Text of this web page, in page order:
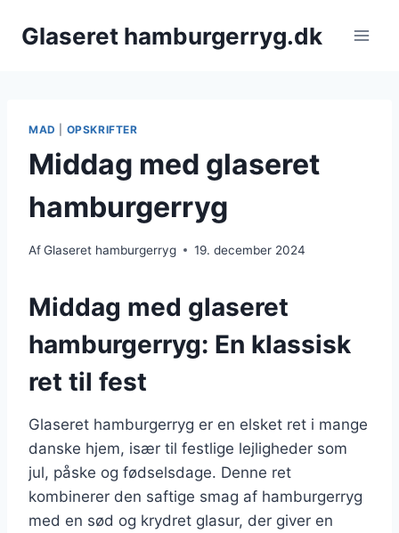
Glaseret hamburgerryg.dk
MAD OPSKRIFTER
Middag med glaseret
hamburgerryg
AfGlaseret hamburgerryg 19. december 2024
Middag med glaseret
hamburgerryg: En klassisk
ret til fest
Glaseret hamburgerryg er en elsket ret i mange
danske hjem, især til festlige lejligheder som
jul, påske og fødselsdage. Denne ret
kombinerer den saftige smag af hamburgerryg
med en sød og krydret glasur, der giver en